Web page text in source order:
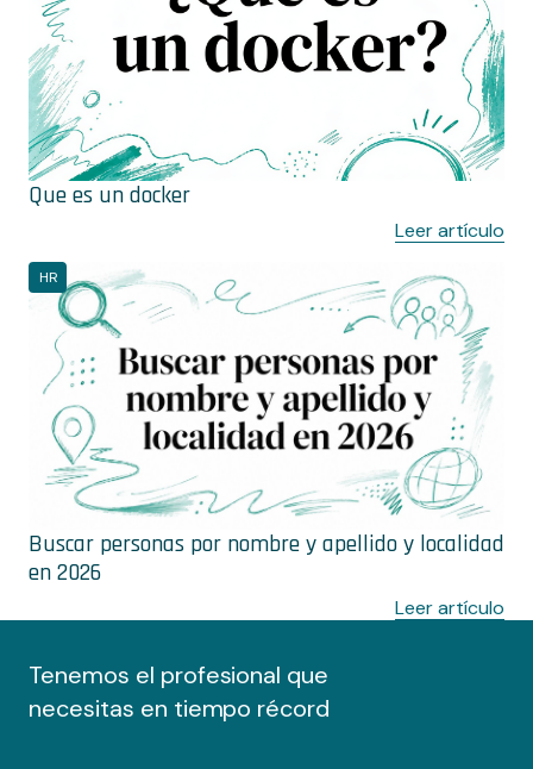
Que es un docker
Leer artículo
HR
Buscar personas por nombre y apellido y localidad
en 2026
Leer artículo
Tenemos el profesional que
necesitas en tiempo récord